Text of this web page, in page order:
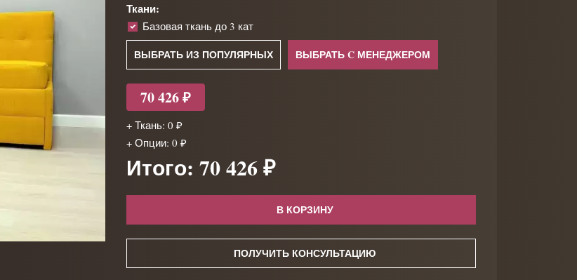
Ткани:
Базовая ткань до 3 кат
ВЫБРАТЬ ИЗ ПОПУЛЯРНЫХ ВЫБРАТЬ C МЕНЕДЖЕРОМ
70 426 ₽
+ Ткань: 0 ₽
+ Опции: 0 ₽
Итого: 70 426 ₽
В КОРЗИНУ
ПОЛУЧИТЬ КОНСУЛЬТАЦИЮ